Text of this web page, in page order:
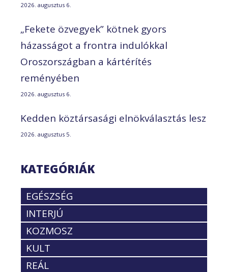
2026. augusztus 6.
„Fekete özvegyek” kötnek gyors
házasságot a frontra indulókkal
Oroszországban a kártérítés
reményében
2026. augusztus 6.
Kedden köztársasági elnökválasztás lesz
2026. augusztus 5.
KATEGÓRIÁK
EGÉSZSÉG
INTERJÚ
KOZMOSZ
KULT
REÁL